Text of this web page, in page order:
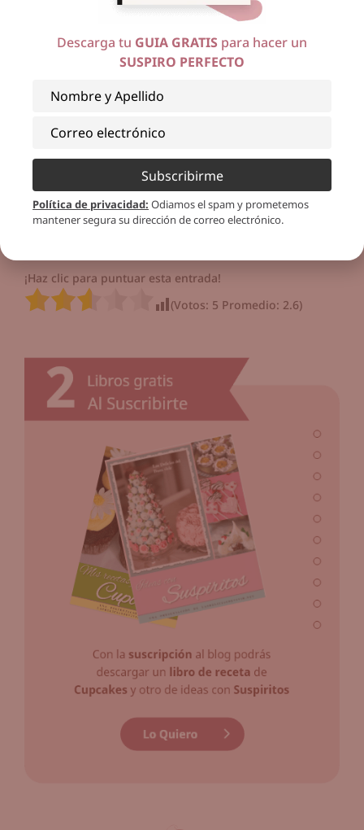
¡Haz clic para puntuar esta entrada!
(Votos: 5 Promedio: 2.6)
Descarga tu GUIA GRATIS para hacer un
SUSPIRO PERFECTO
Subscribirme
Política de privacidad: Odiamos el spam y prometemos
mantener segura su dirección de correo electrónico.